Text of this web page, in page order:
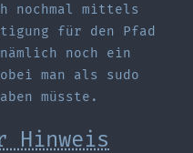
nochmal mittels
für den Pfad
noch ein
man als sudo
müsste.
Hinweis